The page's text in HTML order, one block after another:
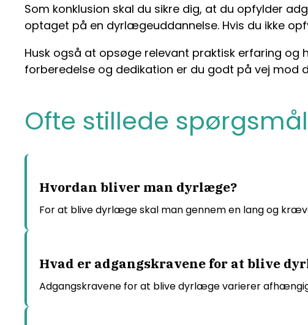
Som konklusion skal du sikre dig, at du opfylder
optaget på en dyrlægeuddannelse. Hvis du ikke
Husk også at opsøge relevant praktisk erfaring
forberedelse og dedikation er du godt på vej mod
Ofte stillede spørgsmål
Hvordan bliver man dyrlæge?
For at blive dyrlæge skal man gennem en lang og
Hvad er adgangskravene for at blive
Adgangskravene for at blive dyrlæge varierer